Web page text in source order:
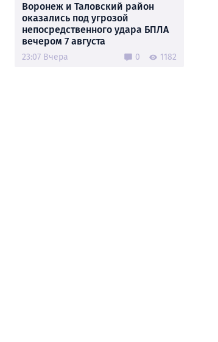
Воронеж и Таловский район
оказались под угрозой
непосредственного удара БПЛА
вечером 7 августа
23:07 Вчера 0 1182